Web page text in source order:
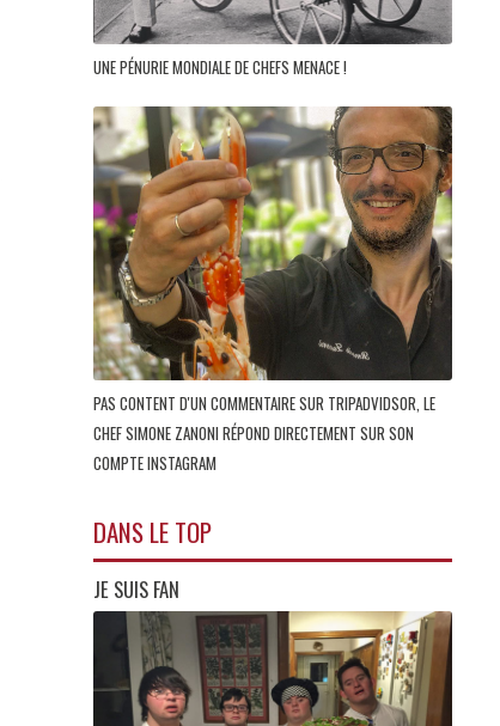
UNE PÉNURIE MONDIALE DE CHEFS MENACE !
PAS CONTENT D'UN COMMENTAIRE SUR TRIPADVIDSOR, LE
CHEF SIMONE ZANONI RÉPOND DIRECTEMENT SUR SON
COMPTE INSTAGRAM
DANS LE TOP
JE SUIS FAN